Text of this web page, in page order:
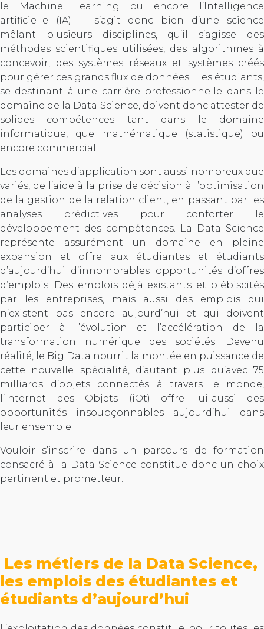
le Machine Learning ou encore l’Intelligence
artificielle (IA). Il s’agit donc bien d’une science
mêlant plusieurs disciplines, qu’il s’agisse des
méthodes scientifiques utilisées, des algorithmes à
concevoir, des systèmes réseaux et systèmes créés
pour gérer ces grands flux de données. Les étudiants,
se destinant à une carrière professionnelle dans le
domaine de la Data Science, doivent donc attester de
solides compétences tant dans le domaine
informatique, que mathématique (statistique) ou
encore commercial.
Les domaines d’application sont aussi nombreux que
variés, de l’aide à la prise de décision à l’optimisation
de la gestion de la relation client, en passant par les
analyses prédictives pour conforter le
développement des compétences. La Data Science
représente assurément un domaine en pleine
expansion et offre aux étudiantes et étudiants
d’aujourd’hui d’innombrables opportunités d’offres
d’emplois. Des emplois déjà existants et plébiscités
par les entreprises, mais aussi des emplois qui
n’existent pas encore aujourd’hui et qui doivent
participer à l’évolution et l’accélération de la
transformation numérique des sociétés. Devenu
réalité, le Big Data nourrit la montée en puissance de
cette nouvelle spécialité, d’autant plus qu’avec 75
milliards d’objets connectés à travers le monde,
l’Internet des Objets (iOt) offre lui-aussi des
opportunités insoupçonnables aujourd’hui dans
leur ensemble.
Vouloir s’inscrire dans un parcours de formation
consacré à la Data Science constitue donc un choix
pertinent et prometteur.
Les métiers de la Data Science,
les emplois des étudiantes et
étudiants d’aujourd’hui